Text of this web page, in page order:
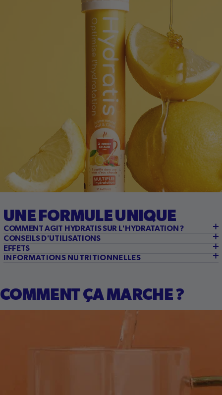
UNE FORMULEUNIQUE
COMMENT AGIT HYDRATIS SUR L'HYDRATATION ?
CONSEILS D'UTILISATIONS
EFFETS
INFORMATIONS NUTRITIONNELLES
COMMENT ÇA MARCHE ?